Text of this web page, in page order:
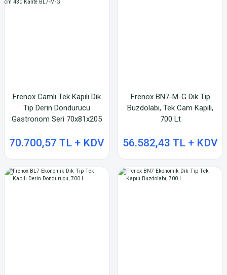
Frenox Camlı Tek Kapılı Dik
Tip Derin Dondurucu
Gastronom Seri 70x81x205
70.700,57 TL + KDV
Frenox BN7-M-G Dik Tip
Buzdolabı, Tek Cam Kapılı,
700 Lt
56.582,43 TL + KDV